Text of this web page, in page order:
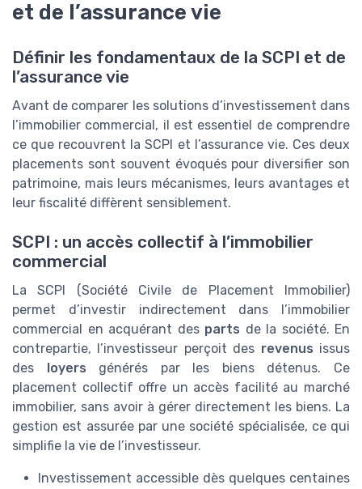
et de l’assurance vie
Définir les fondamentaux de la SCPI et de
l’assurance vie
Avant de comparer les solutions d’investissement dans
l’immobilier commercial, il est essentiel de comprendre
ce que recouvrent la SCPI et l’assurance vie. Ces deux
placements sont souvent évoqués pour diversifier son
patrimoine, mais leurs mécanismes, leurs avantages et
leur fiscalité diffèrent sensiblement.
SCPI : un accès collectif à l’immobilier
commercial
La SCPI (Société Civile de Placement Immobilier)
permet d’investir indirectement dans l’immobilier
commercial en acquérant des parts de la société. En
contrepartie, l’investisseur perçoit des revenus issus
des loyers générés par les biens détenus. Ce
placement collectif offre un accès facilité au marché
immobilier, sans avoir à gérer directement les biens. La
gestion est assurée par une société spécialisée, ce qui
simplifie la vie de l’investisseur.
Investissement accessible dès quelques centaines